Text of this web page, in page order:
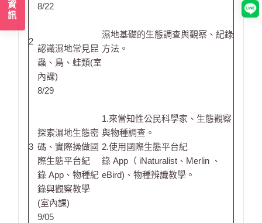
2
8/22
認識濕地常見昆
蟲、鳥、蛙類(室
內課)
濕地基礎的生態調查與觀察、紀錄
方法。
3
8/29
探索濕地生態密
碼、實際操做國
際生態平台紀
錄 App、物種紀
錄與觀察教學
(室內課)
1.來當知性公民科學家、生態觀察
與物種調查。
2.使用國際生態平台紀
錄 App（ iNaturalist、Merlin 、
eBird)、物種辨識教學。
9/05